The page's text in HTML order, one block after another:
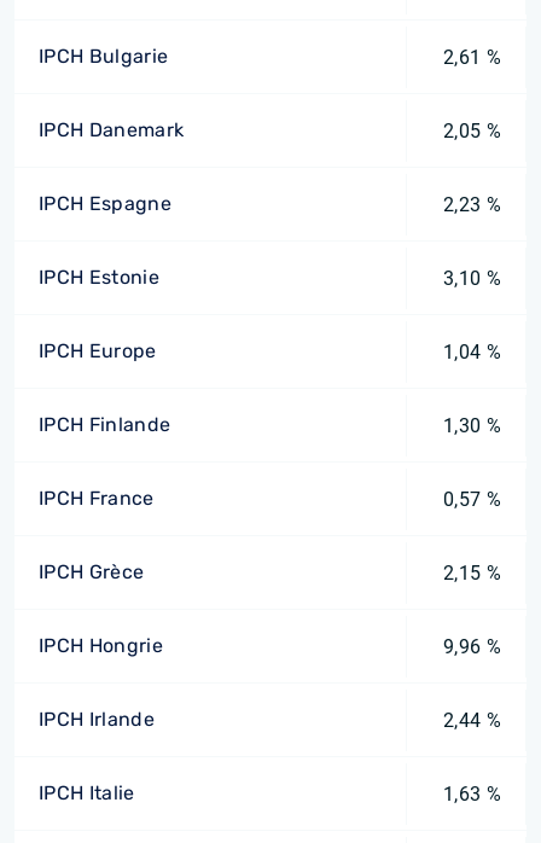
IPCH Bulgarie 2,61 %
IPCH Danemark 2,05 %
IPCH Espagne 2,23 %
IPCH Estonie 3,10 %
IPCH Europe 1,04 %
IPCH Finlande 1,30 %
IPCH France 0,57 %
IPCH Grèce 2,15 %
IPCH Hongrie 9,96 %
IPCH Irlande 2,44 %
IPCH Italie 1,63 %